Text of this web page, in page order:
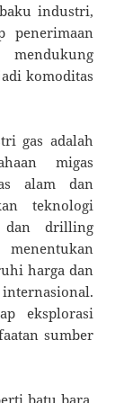
industri,
penerimaan
komoditas
gas adalah
migas
alam dan
teknologi
dan drilling
harga dan
eksplorasi
sumber
batu bara,